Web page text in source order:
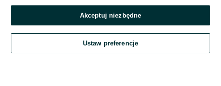
Zadzwoń / SMS
Szukaj Obserwujesz Dodaj Czat Konto
Akceptuj niezbędne
Ustaw preferencje